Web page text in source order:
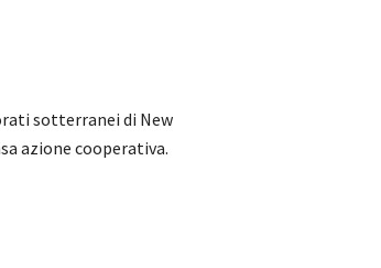
sotterranei di New
azione cooperativa.